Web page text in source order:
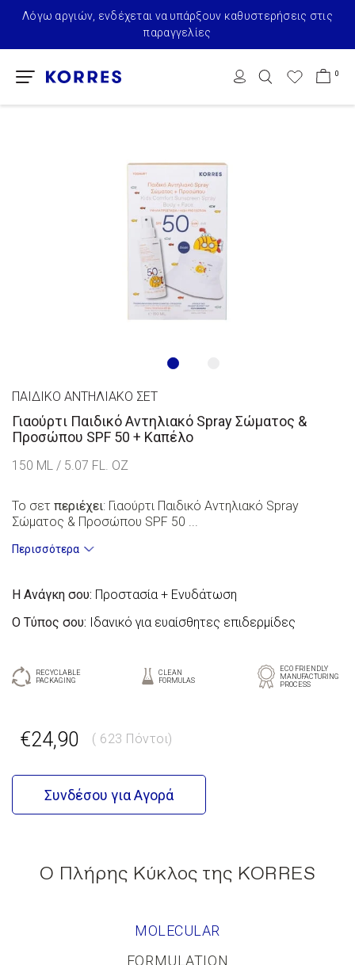
Λόγω αργιών, ενδέχεται να υπάρξουν καθυστερήσεις στις
παραγγελίες
0
GR EN
ΠΑΙΔΙΚΌ ΑΝΤΗΛΙΑΚΌ ΣΕΤ
Γιαούρτι Παιδικό Αντηλιακό Spray Σώματος &
Προσώπου SPF 50 + Καπέλο
150 ML / 5.07 FL. OZ
Το σετ περιέχει: Γιαούρτι Παιδικό Αντηλιακό Spray
Σώματος & Προσώπου SPF 50 ...
Περισσότερα
Η Ανάγκη σου: Προστασία + Ενυδάτωση
Ο Τύπος σου: Ιδανικό για ευαίσθητες επιδερμίδες
RECYCLABLE
PACKAGING
CLEAN
FORMULAS
ECO FRIENDLY
MANUFACTURING
PROCESS
€24,90 ( 623 Πόντοι)
Συνδέσου για Αγορά
Ο Πλήρης Κύκλος της KORRES
MOLECULAR
FORMULATION